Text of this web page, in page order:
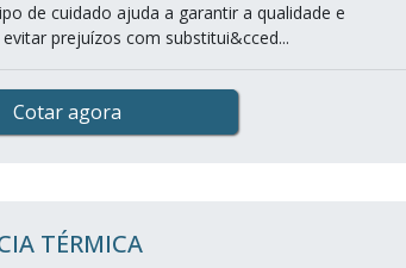
de cuidado ajuda a garantir a qualidade e
prejuízos com substitui&cced...
Cotar agora
TÉRMICA